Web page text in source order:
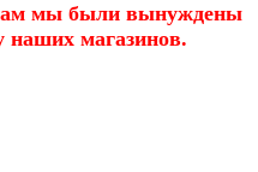
мы были вынуждены
наших магазинов.